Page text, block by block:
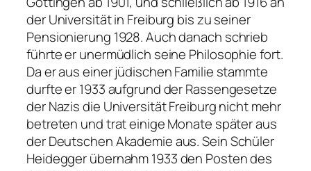
der Universität in Freiburg bis zu seiner
Pensionierung 1928. Auch danach schrieb
führte er unermüdlich seine Philosophie fort.
Da er aus einer jüdischen Familie stammte
durfte er 1933 aufgrund der Rassengesetze
der Nazis die Universität Freiburg nicht mehr
betreten und trat einige Monate später aus
der Deutschen Akademie aus. Sein Schüler
Heidegger übernahm 1933 den Posten des